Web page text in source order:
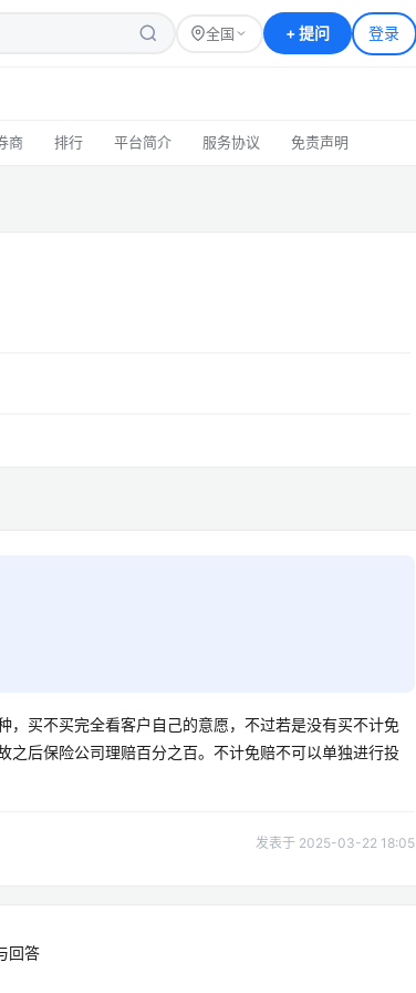
全国 +提问 登录
商 排行 平台简介 服务协议 免责声明
买不买完全看客户自己的意愿，不过若是没有买不计免
之后保险公司理赔百分之百。不计免赔不可以单独进行投
发表于 2025-03-22 18:05
回答